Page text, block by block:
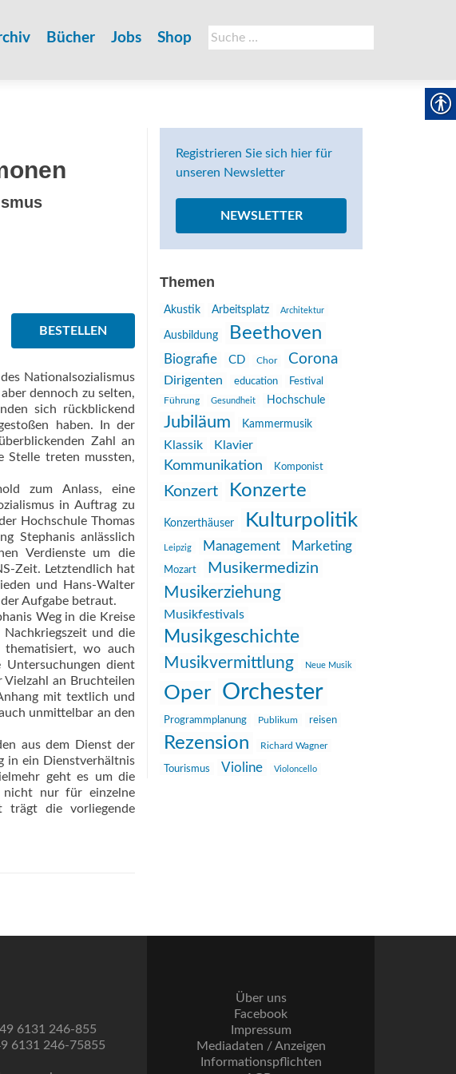
Suche
nach:
Bücher Jobs Shop
BESTELLEN
Nationalsozialismus
dennoch zu selten,
sich rückblickend
haben. In der
Zahl an
Stelle treten mussten,
zum Anlass, eine
in Auftrag zu
Hochschule Thomas
Stephanis anlässlich
Verdienste um die
Zeit. Letztendlich hat
und Hans-Walter
Aufgabe betraut.
Weg in die Kreise
Nachkriegszeit und die
wo auch
Untersuchungen dient
an Bruchteilen
mit textlich und
unmittelbar an den
aus dem Dienst der
in ein Dienstverhältnis
geht es um die
nicht nur für einzelne
trägt die vorliegende
Registrieren Sie sich hier für
unseren Newsletter
NEWSLETTER
Themen
Akustik Arbeitsplatz Architektur
Ausbildung Beethoven
Biografie CD Chor Corona
Dirigenten education
Festival
Führung
Gesundheit Hochschule
Jubiläum Kammermusik
Klassik Klavier
Kommunikation Komponist
Konzert Konzerte
Konzerthäuser Kulturpolitik
Leipzig Management Marketing
Mozart Musikermedizin
Musikerziehung
Musikfestivals
Musikgeschichte
Musikvermittlung Neue Musik
Oper Orchester
Programmplanung Publikum reisen
Rezension Richard Wagner
Tourismus Violine Violoncello
6131 246-855
6131 246-75855
Über uns
Facebook
Impressum
Mediadaten / Anzeigen
Informationspflichten